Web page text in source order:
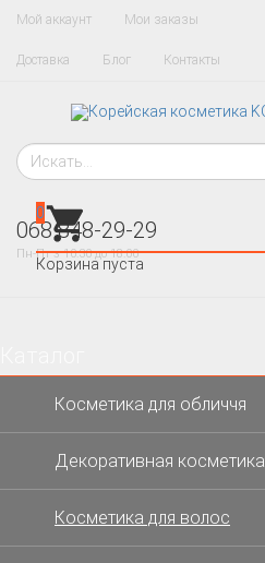
Мой аккаунт Мои заказы
Доставка Блог Контакты
068 848-29-29
Пн-Пт з 10:30 до 18:00
0
Корзина пуста
Косметика для обличчя
Декоративная косметика
Косметика для волос